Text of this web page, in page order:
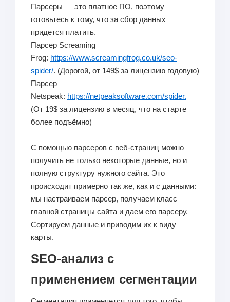
Парсеры — это платное ПО, поэтому
готовьтесь к тому, что за сбор данных
придется платить.
Парсер Screaming
Frog: https://www.screamingfrog.co.uk/seo-
spider/. (Дорогой, от 149$ за лицензию годовую)
Парсер
Netspeak: https://netpeaksoftware.com/spider.
(От 19$ за лицензию в месяц, что на старте
более подъёмно)
С помощью парсеров с веб-страниц можно
получить не только некоторые данные, но и
полную структуру нужного сайта. Это
происходит примерно так же, как и с данными:
мы настраиваем парсер, получаем класс
главной страницы сайта и даем его парсеру.
Сортируем данные и приводим их к виду
карты.
SEO-анализ с
применением сегментации